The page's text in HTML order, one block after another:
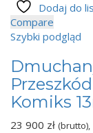
Dodaj do
Compare
Szybki podgląd
Przeszkód
Komiks
23 900 zł (brutto),